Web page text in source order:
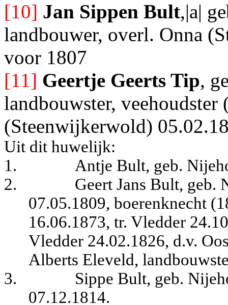
[10] Jan Sippen Bult,|a|
landbouwer, overl. Onna
voor 1807
[11] Geertje Geerts Tip,
landbouwster,
(Steenwijkerwold)
Uit dit huwelijk:
1.
Antje Bult, geb.
2.
Geert Jans Bult, geb.
07.05.1809, boerenknecht
16.06.1873, tr. Vledder
Vledder 24.02.1826, d.v.
Alberts Eleveld,
3.
Sippe Bult, geb.
07.12.1814.